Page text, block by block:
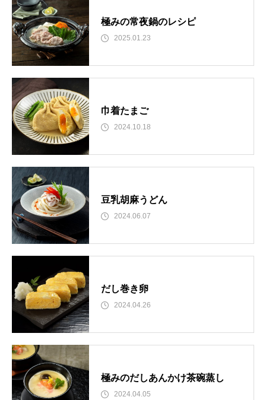
極みの常夜鍋のレシピ
2025.01.23
巾着たまご
2024.10.18
豆乳胡麻うどん
2024.06.07
だし巻き卵
2024.04.26
極みのだしあんかけ茶碗蒸し
2024.04.05